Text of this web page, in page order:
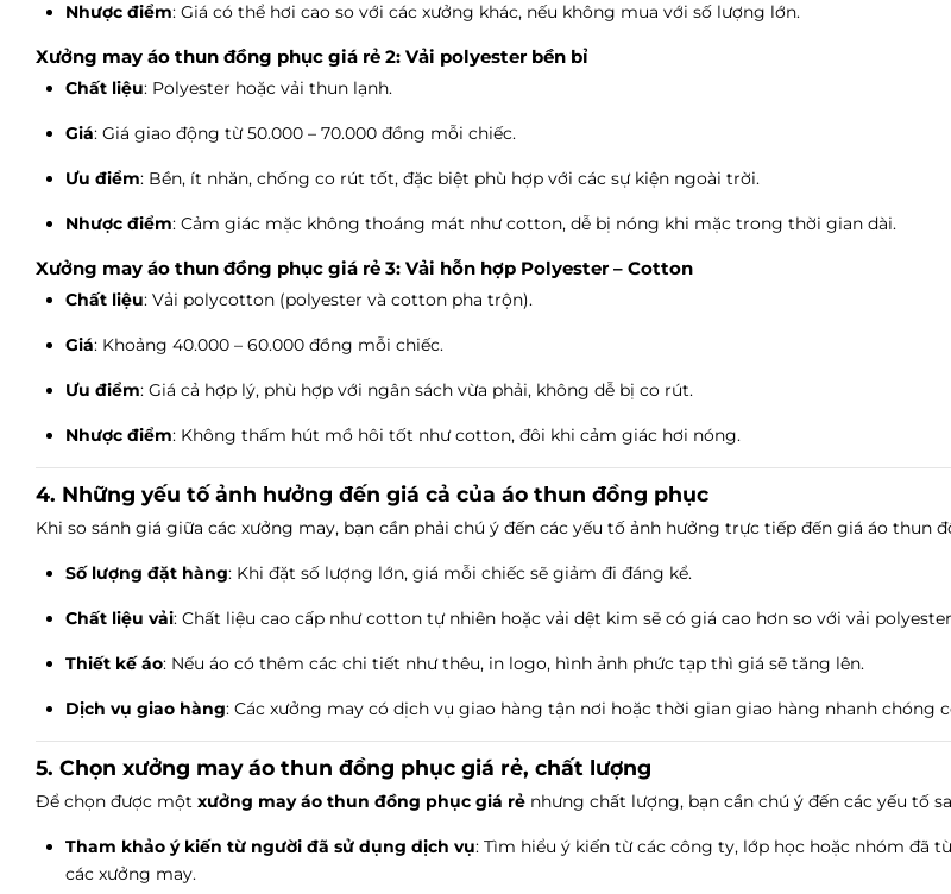
Nhược điểm: Giá có thể hơi cao so với các xưởng khác, nếu không mua với số lượng lớn.
Xưởng may áo thun đồng phục giá rẻ 2: Vải polyester bền bỉ
Chất liệu: Polyester hoặc vải thun lạnh.
Giá: Giá giao động từ 50.000 – 70.000 đồng mỗi chiếc.
Ưu điểm: Bền, ít nhăn, chống co rút tốt, đặc biệt phù hợp với các sự kiện ngoài trời.
Nhược điểm: Cảm giác mặc không thoáng mát như cotton, dễ bị nóng khi mặc trong thời gian dài.
Xưởng may áo thun đồng phục giá rẻ 3: Vải hỗn hợp Polyester – Cotton
Chất liệu: Vải polycotton (polyester và cotton pha trộn).
Giá: Khoảng 40.000 – 60.000 đồng mỗi chiếc.
Ưu điểm: Giá cả hợp lý, phù hợp với ngân sách vừa phải, không dễ bị co rút.
Nhược điểm: Không thấm hút mồ hôi tốt như cotton, đôi khi cảm giác hơi nóng.
4. Những yếu tố ảnh hưởng đến giá cả của áo thun đồng phục
Khi so sánh giá giữa các xưởng may, bạn cần phải chú ý đến các yếu tố ảnh hưởng trực tiếp đến giá áo thun
Số lượng đặt hàng: Khi đặt số lượng lớn, giá mỗi chiếc sẽ giảm đi đáng kể.
Chất liệu vải: Chất liệu cao cấp như cotton tự nhiên hoặc vải dệt kim sẽ có giá cao hơn so với vải
Thiết kế áo: Nếu áo có thêm các chi tiết như thêu, in logo, hình ảnh phức tạp thì giá sẽ tăng lên.
Dịch vụ giao hàng: Các xưởng may có dịch vụ giao hàng tận nơi hoặc thời gian giao hàng nhanh chóng
5. Chọn xưởng may áo thun đồng phục giá rẻ, chất lượng
Để chọn được một xưởng may áo thun đồng phục giá rẻ nhưng chất lượng, bạn cần chú ý đến các yếu tố
Tham khảo ý kiến từ người đã sử dụng dịch vụ: Tìm hiểu ý kiến từ các công ty, lớp học hoặc nhóm đã
các xưởng may.